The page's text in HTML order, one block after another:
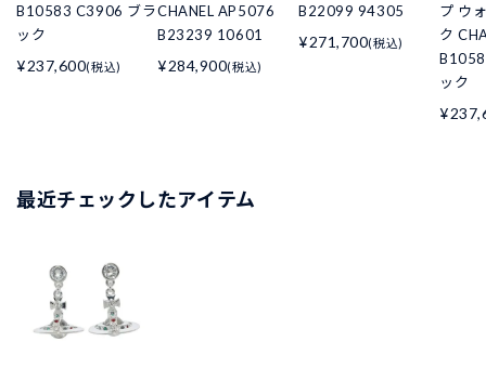
B10583 C3906 ブラ
ック
¥237,600(税込)
CHANEL AP5076
B23239 10601
¥284,900(税込)
B22099 94305
¥271,700(税込)
プ ウ
ク
ック
最近チェックしたアイテム